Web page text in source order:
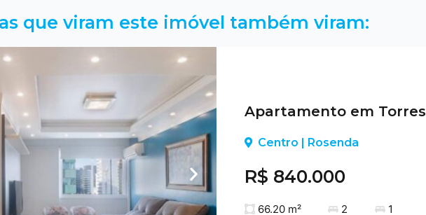
que viram este imóvel também viram:
Apartamento em Torres
Centro | Rosenda
R$ 840.000
66.20 m²
2
1